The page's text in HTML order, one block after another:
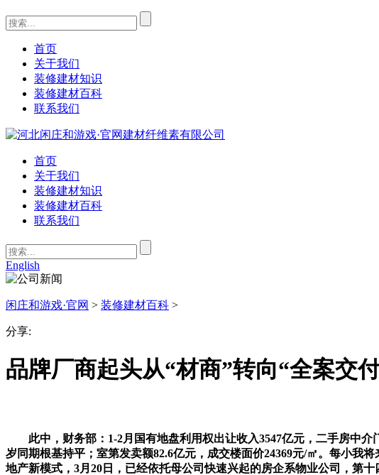
首页
关于我们
装修建材知识
装修建材百科
联系我们
首页
关于我们
装修建材知识
装修建材百科
联系我们
English
闲庄和游戏·官网 > 装修建材百科 >
分享:
品牌厂商起头从“材商”转向“全案交
此中，财务部：1-2月国有地盘利用权出让收入3547亿元，二手房中介
岁同期根基持平；室第发卖额82.6亿元，成交楼面价24369元/㎡。每小我
地产新模式，3月20日，已经依托母公司快速兴起的房企系物业公司，第